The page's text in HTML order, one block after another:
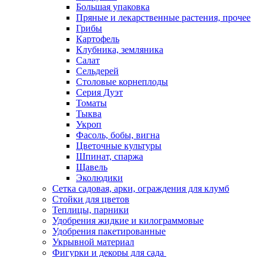
Большая упаковка
Пряные и лекарственные растения, прочее
Грибы
Картофель
Клубника, земляника
Салат
Сельдерей
Столовые корнеплоды
Серия Дуэт
Томаты
Тыква
Укроп
Фасоль, бобы, вигна
Цветочные культуры
Шпинат, спаржа
Щавель
Эколюдики
Сетка садовая, арки, ограждения для клумб
Стойки для цветов
Теплицы, парники
Удобрения жидкие и килограммовые
Удобрения пакетированные
Укрывной материал
Фигурки и декоры для сада